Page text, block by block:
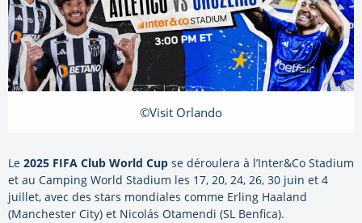
©Visit Orlando
Le 2025 FIFA Club World Cup se déroulera à l’Inter&Co Stadium
et au Camping World Stadium les 17, 20, 24, 26, 30 juin et 4
juillet, avec des stars mondiales comme Erling Haaland
(Manchester City) et Nicolás Otamendi (SL Benfica).